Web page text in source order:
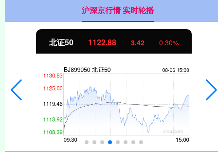
沪深京行情 实时轮播
北证50 1122.88 3.42 0.30%